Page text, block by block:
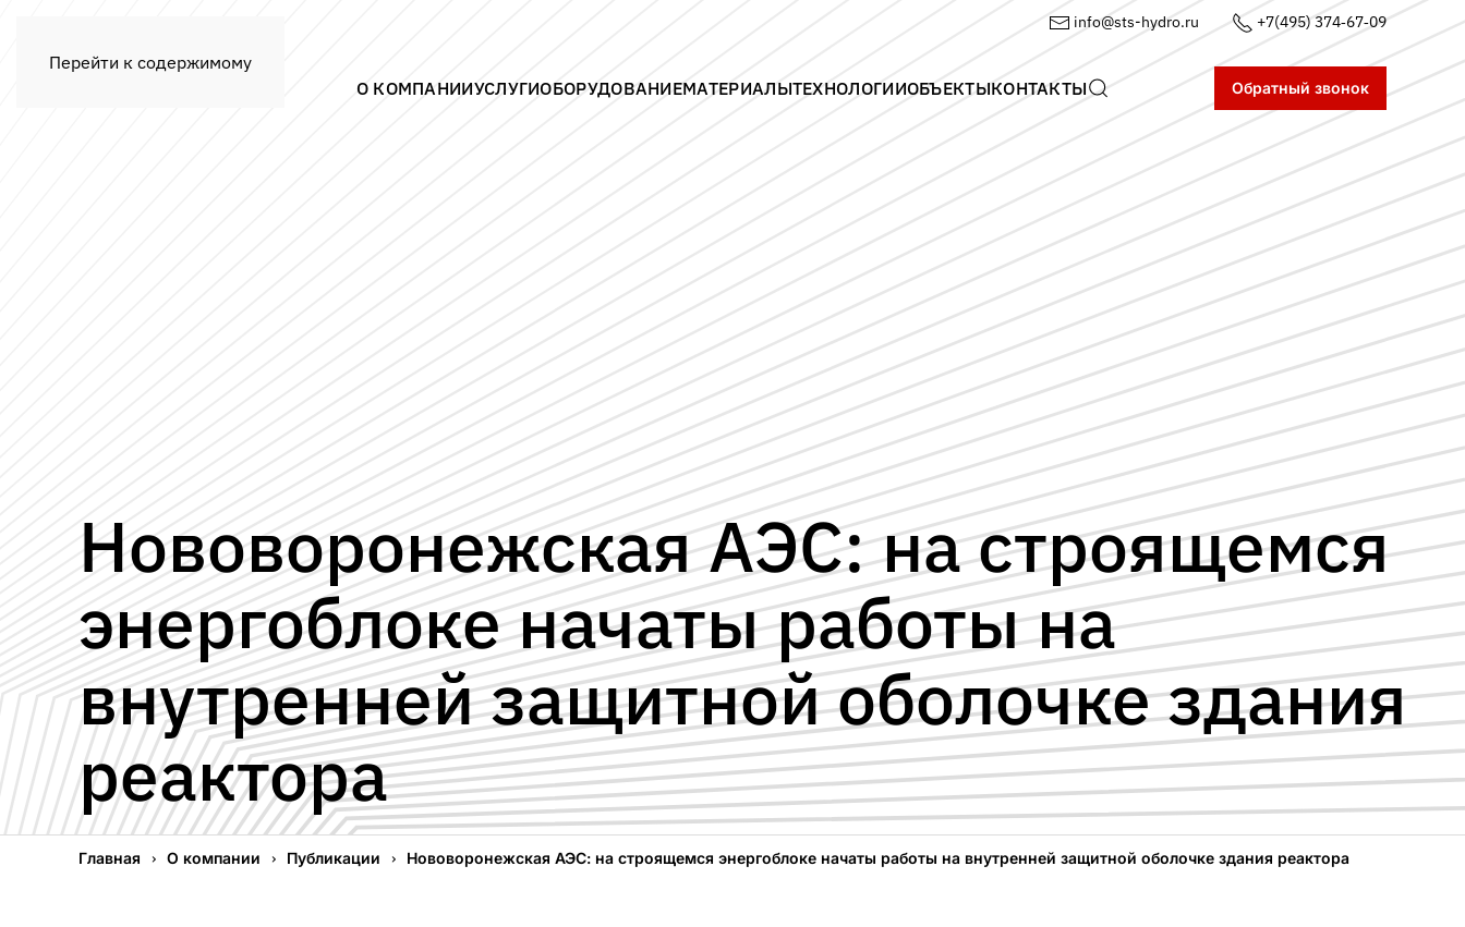
Перейти к содержимому
info@sts-hydro.ru +7(495) 374‑67‑09
О КОМПАНИИУСЛУГИОБОРУДОВАНИЕМАТЕРИАЛЫТЕХНОЛОГИИОБЪЕКТЫКОНТАКТЫ Обратный звонок
Нововоронежская АЭС: на строящемся
энергоблоке начаты работы на
внутренней защитной оболочке здания
реактора
Главная О компании Публикации Нововоронежская АЭС: на строящемся энергоблоке начаты работы на внутренней защитной оболочке здания реактора